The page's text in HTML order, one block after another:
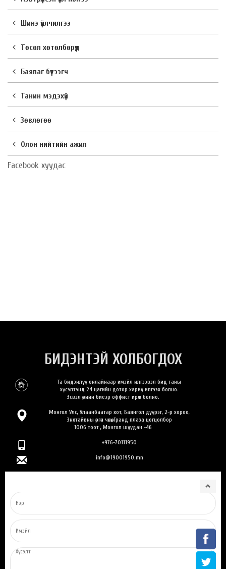
Шинэ үйлчилгээ
Төсөл хөтөлбөрүүд
Баялаг бүтээгч
Танин мэдэхүй
Зөвлөгөө
Олон нийтийн ажил
Facebook хуудас
БИДЭНТЭЙ ХОЛБОГДОХ
Та бидэнлүү онлайнаар имэйл илгээвэл бид таны
хүсэлтэнд 24 цагийн дотор хариу илгээх болно.
Эсвэл өөрийн биеэр оффист ирж болно.
Монгол Улс, Улаанбаатар хот, Баянгол дүүрэг, 2-р хороо,
Энхтайвны өргөн чөлөө, Гранд плаза цогцолбор
1006 тоот , Монгол шуудан -46
+976-70111950
info@19001950.mn